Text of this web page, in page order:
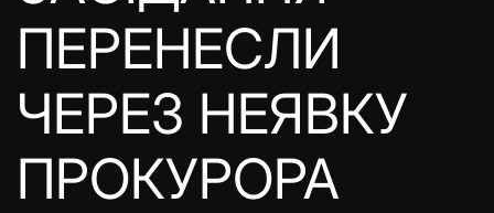
ПЕРЕНЕСЛИ
ЧЕРЕЗ НЕЯВКУ
ПРОКУРОРА